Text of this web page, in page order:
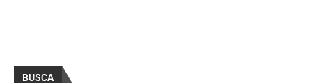
BUSCA